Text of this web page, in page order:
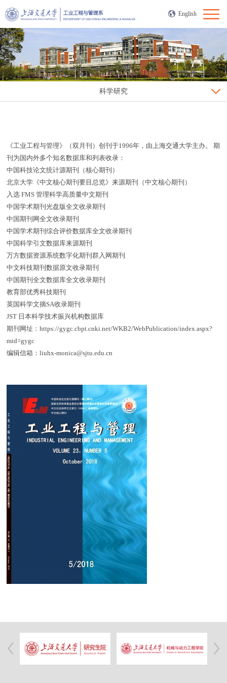
English
科学研究
《工业工程与管理》（双月刊）创刊于1996年，由上海交通大学主办。 期
刊为国内外多个知名数据库和列表收录：
中国科技论文统计源期刊（核心期刊）
北京大学《中文核心期刊要目总览》来源期刊（中文核心期刊）
入选 FMS 管理科学高质量中文期刊
中国学术期刊光盘版全文收录期刊
中国期刊网全文收录期刊
中国学术期刊综合评价数据库全文收录期刊
中国科学引文数据库来源期刊
万方数据资源系统数字化期刊群入网期刊
中文科技期刊数据原文收录期刊
中国期刊全文数据库全文收录期刊
教育部优秀科技期刊
英国科学文摘SA收录期刊
JST 日本科学技术振兴机构数据库
期刊网址：https://gygc.cbpt.cnki.net/WKB2/WebPublication/index.aspx?
mid=gygc
编辑信箱：liuhx-monica@sjtu.edu.cn